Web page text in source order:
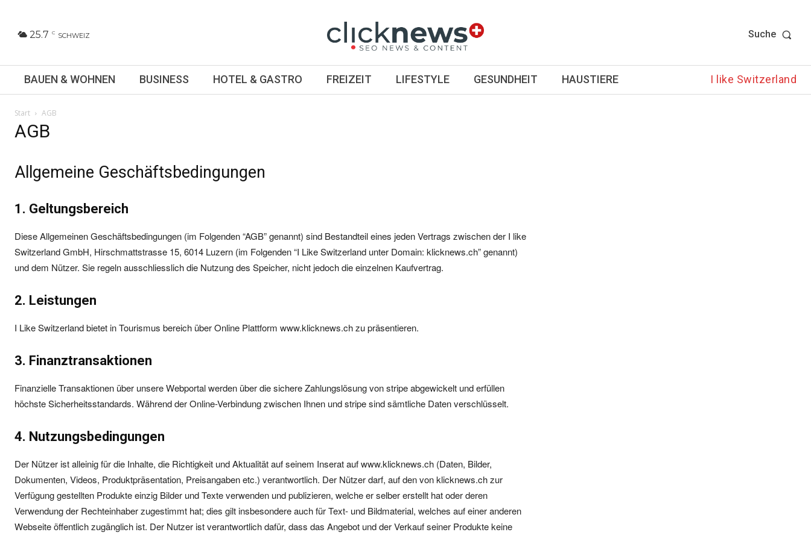
25.7 C SCHWEIZ Suche
BAUEN & WOHNEN BUSINESS HOTEL & GASTRO FREIZEIT LIFESTYLE GESUNDHEIT HAUSTIERE I like Switzerland
Start AGB
AGB
Allgemeine Geschäftsbedingungen
1. Geltungsbereich
Diese Allgemeinen Geschäftsbedingungen (im Folgenden “AGB” genannt) sind Bestandteil eines jeden Vertrags zwischen der I like
Switzerland GmbH, Hirschmattstrasse 15, 6014 Luzern (im Folgenden “I Like Switzerland unter Domain: klicknews.ch” genannt)
und dem Nützer. Sie regeln ausschliesslich die Nutzung des Speicher, nicht jedoch die einzelnen Kaufvertrag.
2. Leistungen
I Like Switzerland bietet in Tourismus bereich über Online Plattform www.klicknews.ch zu präsentieren.
3. Finanztransaktionen
Finanzielle Transaktionen über unsere Webportal werden über die sichere Zahlungslösung von stripe abgewickelt und erfüllen
höchste Sicherheitsstandards. Während der Online-Verbindung zwischen Ihnen und stripe sind sämtliche Daten verschlüsselt.
4. Nutzungsbedingungen
Der Nützer ist alleinig für die Inhalte, die Richtigkeit und Aktualität auf seinem Inserat auf www.klicknews.ch (Daten, Bilder,
Dokumenten, Videos, Produktpräsentation, Preisangaben etc.) verantwortlich. Der Nützer darf, auf den von klicknews.ch zur
Verfügung gestellten Produkte einzig Bilder und Texte verwenden und publizieren, welche er selber erstellt hat oder deren
Verwendung der Rechteinhaber zugestimmt hat; dies gilt insbesondere auch für Text- und Bildmaterial, welches auf einer anderen
Webseite öffentlich zugänglich ist. Der Nutzer ist verantwortlich dafür, dass das Angebot und der Verkauf seiner Produkte keine